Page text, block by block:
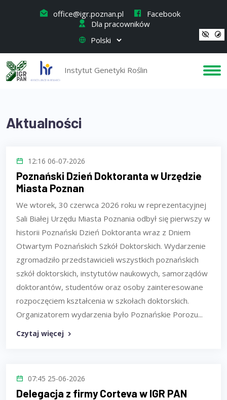
office@igr.poznan.pl
Facebook
Dla pracowników
Instytut Genetyki Roślin
Aktualności
12:16 06-07-2026
Poznański Dzień Doktoranta w Urzędzie
Miasta Poznan
We wtorek, 30 czerwca 2026 roku w reprezentacyjnej
Sali Białej Urzędu Miasta Poznania odbył się pierwszy w
historii Poznański Dzień Doktoranta wraz z Dniem
Otwartym Poznańskich Szkół Doktorskich. Wydarzenie
zgromadziło przedstawicieli wszystkich poznańskich
szkół doktorskich, instytutów naukowych, samorządów
doktorantów, studentów oraz osoby zainteresowane
rozpoczęciem kształcenia w szkołach doktorskich.
Organizatorem wydarzenia było Poznańskie Porozu...
Czytaj więcej
07:45 25-06-2026
Delegacja z firmy Corteva w IGR PAN